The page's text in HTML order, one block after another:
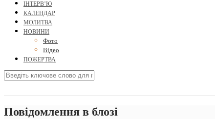
ІНТЕРВ’Ю
КАЛЕНДАР
МОЛИТВА
НОВИНИ
Фото
Відео
ПОЖЕРТВА
Повідомлення в блозі